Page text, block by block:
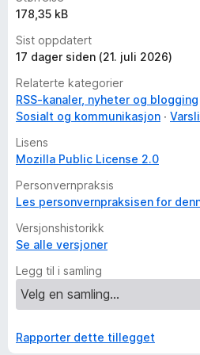
178,35 kB
Sist oppdatert
17 dager siden (21. juli 2026)
Relaterte kategorier
RSS-kanaler, nyheter og blogging
Sosialt og kommunikasjon
Lisens
Mozilla Public License 2.0
Personvernpraksis
Les personvernpraksisen for
Versjonshistorikk
Se alle versjoner
Legg til i samling
Rapporter dette tillegget